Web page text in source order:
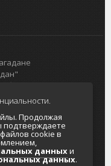
объявлений
портал
обработки
персональных
Продолжая
подтверждаете
cookie в
данныхи
данных.